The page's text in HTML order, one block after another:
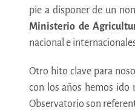
pie a disponer de un
Ministerio de
nacional e
Otro hito clave para
con los años hemos ido
Observatorio son